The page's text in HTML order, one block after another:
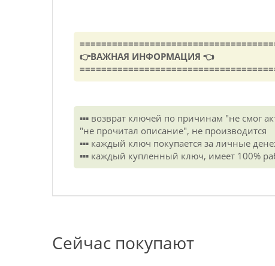
👉ВАЖНАЯ ИНФОРМАЦИЯ 👈
▪️▪️▪️ возврат ключей по причинам "не смог
"не прочитал описание", не производится
▪️▪️▪️ каждый ключ покупается за личные
▪️▪️▪️ каждый купленный ключ, имеет 100%
Сейчас покупают